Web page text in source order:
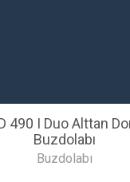
490 I Duo Alttan
Buzdolabı
Buzdolabı